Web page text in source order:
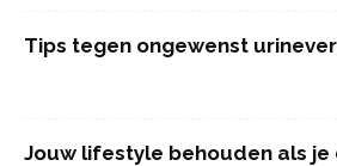
Tips tegen ongewenst
Jouw lifestyle behouden als je